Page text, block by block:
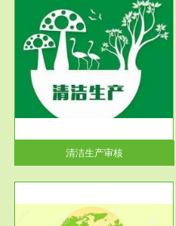
清洁生产审核
服务范围
安全评价
安全评价安全评价目的是查找、
分析和预测工程、系统、生产经
营活...